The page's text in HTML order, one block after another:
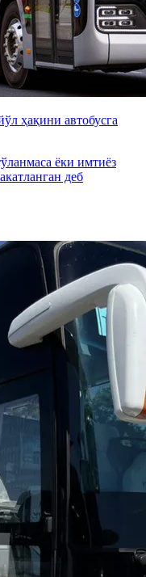
ҳақини автобусга
ёки имтиёз
деб